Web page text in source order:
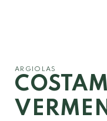
Modal
öffnen
ARGIOLAS